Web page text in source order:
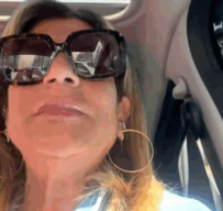
8 Agosto 2026. Taranto,
Agosto 2026. Via Ligur
7 agosto
2026. ex Ilva ministro
2026. Via Ligur